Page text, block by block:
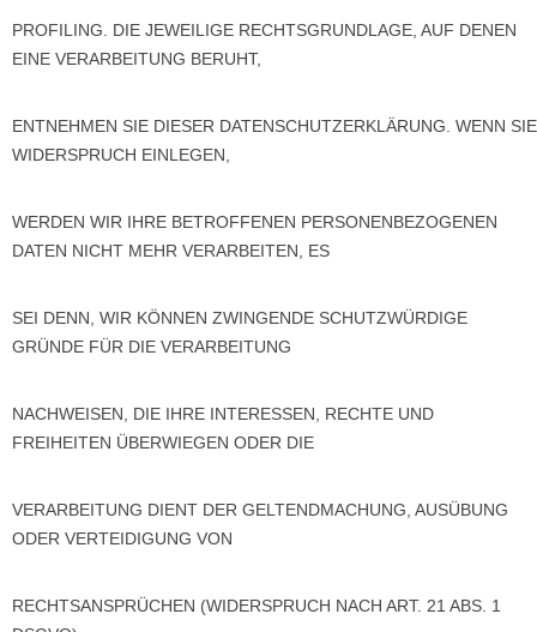
PROFILING. DIE JEWEILIGE RECHTSGRUNDLAGE, AUF DENEN
EINE VERARBEITUNG BERUHT,
ENTNEHMEN SIE DIESER DATENSCHUTZERKLÄRUNG. WENN SIE
WIDERSPRUCH EINLEGEN,
WERDEN WIR IHRE BETROFFENEN PERSONENBEZOGENEN
DATEN NICHT MEHR VERARBEITEN, ES
SEI DENN, WIR KÖNNEN ZWINGENDE SCHUTZWÜRDIGE
GRÜNDE FÜR DIE VERARBEITUNG
NACHWEISEN, DIE IHRE INTERESSEN, RECHTE UND
FREIHEITEN ÜBERWIEGEN ODER DIE
VERARBEITUNG DIENT DER GELTENDMACHUNG, AUSÜBUNG
ODER VERTEIDIGUNG VON
RECHTSANSPRÜCHEN (WIDERSPRUCH NACH ART. 21 ABS. 1